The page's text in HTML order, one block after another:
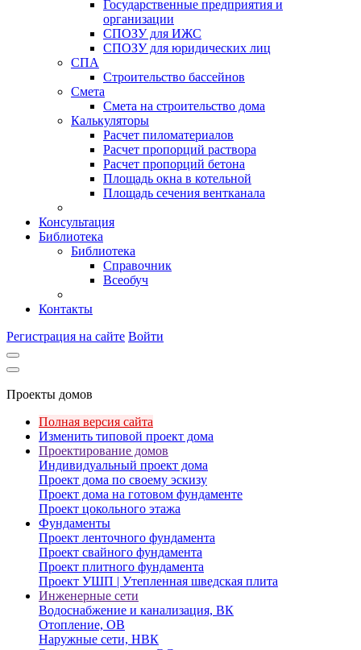
Государственные предприятия и
организации
СПОЗУ для ИЖС
СПОЗУ для юридических лиц
СПА
Строительство бассейнов
Смета
Смета на строительство дома
Калькуляторы
Расчет пиломатериалов
Расчет пропорций раствора
Расчет пропорций бетона
Площадь окна в котельной
Площадь сечения вентканала
Консультация
Библиотека
Библиотека
Справочник
Всеобуч
Контакты
Регистрация на сайте Войти
Проекты домов
Полная версия сайта
Изменить типовой проект дома
Проектирование домов
Индивидуальный проект дома
Проект дома по своему эскизу
Проект дома на готовом фундаменте
Проект цокольного этажа
Фундаменты
Проект ленточного фундамента
Проект свайного фундамента
Проект плитного фундамента
Проект УШП | Утепленная шведская плита
Инженерные сети
Водоснабжение и канализация, ВК
Отопление, ОВ
Наружные сети, НВК